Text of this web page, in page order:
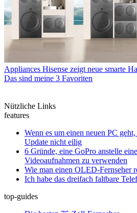
Appliances Hisense zeigt neue smarte
Das sind meine 3 Favoriten
Nützliche Links
features
Wenn es um einen neuen PC
Update nicht eilig
6 Gründe, eine GoPro anstelle
Videoaufnahmen zu verwenden
Wie man einen OLED-Fernseher
Ich habe das dreifach faltbare
top-guides